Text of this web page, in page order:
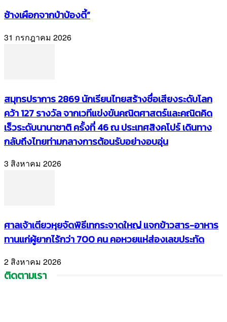
ช้างเผือกจากป่าบ้องตี้”
31 กรกฎาคม 2026
สมุทรปราการ 2869 นักเรียนไทยสร้างชื่อเสียงระดับโลก
คว้า 127 รางวัล จากเวทีแข่งขันคณิตศาสตร์และคณิตคิด
เร็วระดับนานาชาติ ครั้งที่ 46 ณ ประเทศสิงคโปร์ เดินทาง
กลับถึงไทยท่ามกลางการต้อนรับอย่างอบอุ่น
3 สิงหาคม 2026
ศาลเจ้าเตียวหุยจัดพิธีเทกระจาดใหญ่ แจกข้าวสาร-อาหาร
ทานแก่ผู้ยากไร้กว่า 700 คน คอหวยแห่ส่องเลขประทัด
2 สิงหาคม 2026
ติดตามเรา